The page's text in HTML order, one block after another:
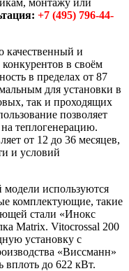
+7 (495) 796-44-
качественный и
в своём
в пределах от 87
для установки в
так и проходящих
позволяет
на теплогенерацию.
от 12 до 36 месяцев,
и условий
модели используются
комплектующие, такие
стали «Инокс
Matrix. Vitocrossal 200
установку с
«Виссманн»
вплоть до 622 кВт.